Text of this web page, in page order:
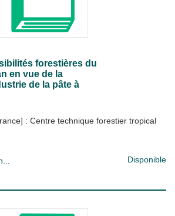
forestières du
en vue de la
de la pâte à
: Centre technique forestier tropical
Disponible